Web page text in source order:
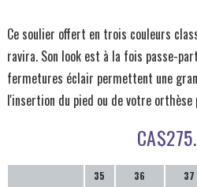
Ce soulier offert en trois couleurs
ravira. Son look est à la fois passe-
fermetures éclair permettent une
l'insertion du pied ou de votre orthèse
CA$
35 36 37